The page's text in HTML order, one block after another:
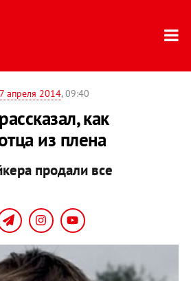
7 апреля 2014, 09:40
как
из плена
продали все